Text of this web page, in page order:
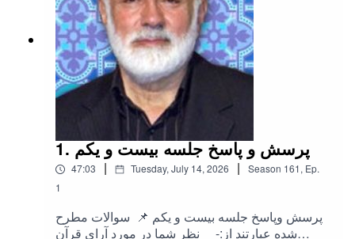
1. پرسش و پاسخ جلسه بیست و یکم
47:03 | Tuesday, July 14, 2026 | Season 161, Ep.
1
پرسش وپاسخ جلسه بیست و یکم 📌 سوالات مطرح
شده عبارتند از:- نظر شما در مورد آرای قرآن